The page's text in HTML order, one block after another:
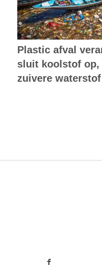
Plastic afval
sluit koolstof op,
zuivere waterstof